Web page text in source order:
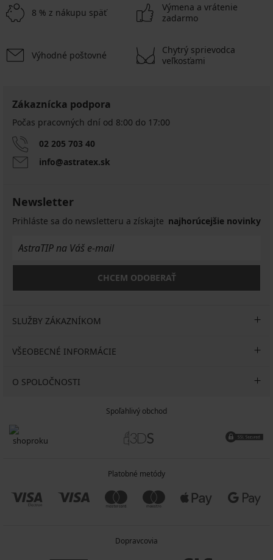
8 % z nákupu späť
Výmena a vrátenie
zadarmo
Výhodné poštovné
Chytrý sprievodca
veľkosťami
Zákaznícka podpora
Počas pracovných dní od 8:00 do 17:00
02 205 703 40
info@astratex.sk
Newsletter
Prihláste sa do newsletteru a získajte najhorúcejšie novinky
CHCEM ODOBERAŤ
SLUŽBY ZÁKAZNÍKOM
VŠEOBECNÉ INFORMÁCIE
O SPOLOČNOSTI
Spoľahlivý obchod
Platobné metódy
Dopravcovia